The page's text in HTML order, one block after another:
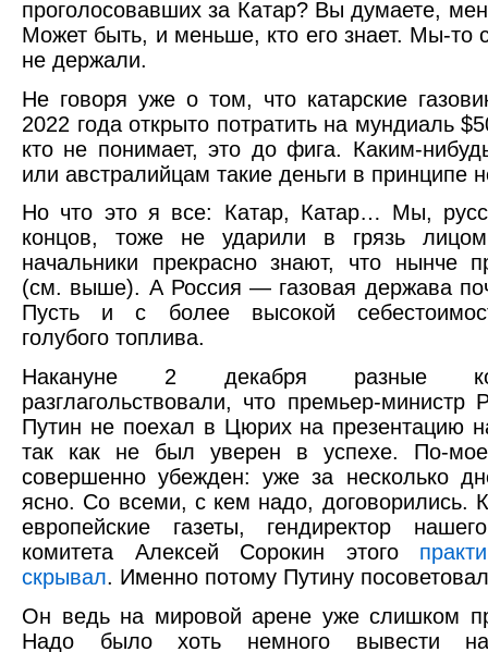
проголосовавших за Катар? Вы думаете,
Может быть, и меньше, кто его знает. Мы-то
не держали.
Не говоря уже о том, что катарские
2022 года открыто потратить на мундиаль
кто не понимает, это до фига. Каким-
или австралийцам такие деньги в принципе
Но что это я все: Катар, Катар… Мы,
концов, тоже не ударили в грязь
начальники прекрасно знают, что нынче
(см. выше). А Россия — газовая держава
Пусть и с более высокой
голубого топлива.
Накануне 2 декабря разные
разглагольствовали, что премьер-
Путин не поехал в Цюрих на презентацию
так как не был уверен в успехе. По-
совершенно убежден: уже за несколько
ясно. Со всеми, с кем надо, договорились.
европейские газеты, гендиректор
комитета Алексей Сорокин этого
скрывал. Именно потому Путину
Он ведь на мировой арене уже слишком
Надо было хоть немного вывести на